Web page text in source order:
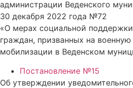
администрации Веденского
30 декабря 2022 года №72
«О мерах социальной
граждан, призванных на
мобилизации в Веденском
Постановление №15
Об утверждении